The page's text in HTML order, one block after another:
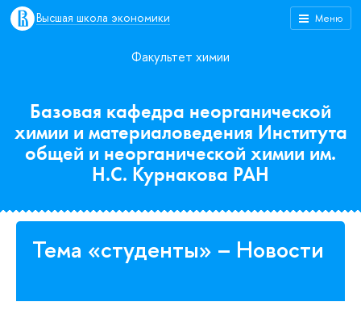
Меню
Высшая школа экономики
Факультет химии
Базовая кафедра неорганической
химии и материаловедения Института
общей и неорганической химии им.
Н.С. Курнакова РАН
Тема «студенты» – Новости